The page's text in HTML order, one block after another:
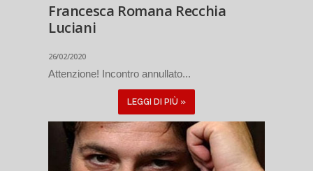
Francesca Romana Recchia
Luciani
26/02/2020
Attenzione! Incontro annullato...
LEGGI DI PIÙ »